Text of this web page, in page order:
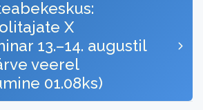
X
13.–14. augustil
veerel
01.08ks)